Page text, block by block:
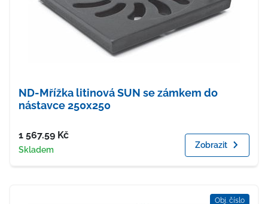
ND-Mřížka litinová SUN se zámkem do
nástavce 250x250
Cena
1 567.59 Kč
Dostupnost
Skladem Zobrazit
Obj. číslo